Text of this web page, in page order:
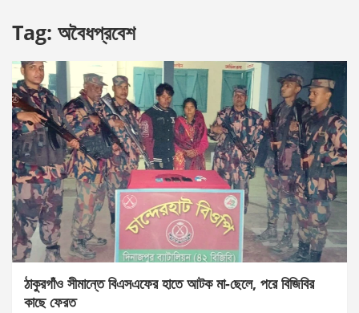
Tag: অবৈধপ্রবেশ
ঠাকুরগাঁও সীমান্তে বিএসএফের হাতে আটক মা-ছেলে, পরে বিজিবির
কাছে ফেরত